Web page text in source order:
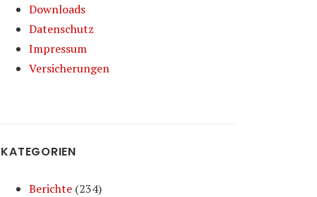
Downloads
Datenschutz
Impressum
Versicherungen
KATEGORIEN
Berichte (234)